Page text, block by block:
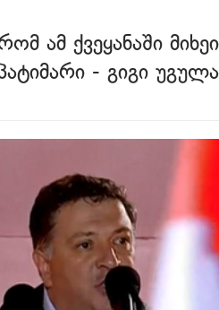
ამ ქვეყანაში
- გიგი